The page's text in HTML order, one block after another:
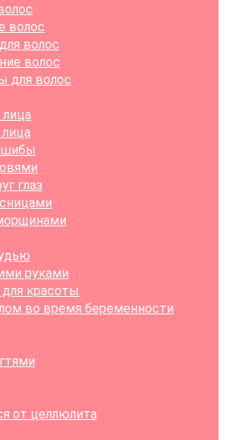
волос
волос
волос
для волос
глаз
руками
красоты
во время беременности
от целлюлита